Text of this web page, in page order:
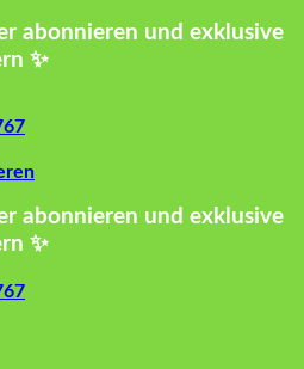
abonnieren und exklusive
✨
abonnieren und exklusive
✨